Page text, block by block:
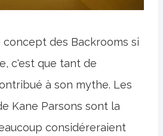
concept des Backrooms si
c'est que tant de
à son mythe. Les
Kane Parsons sont la
considéreraient